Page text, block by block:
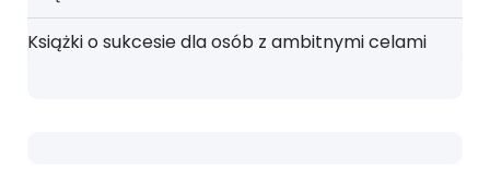
Książki o sukcesie dla osób z ambitnymi celami